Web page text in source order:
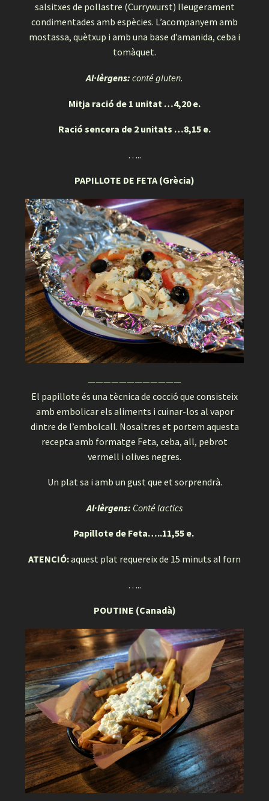
salsitxes de pollastre (Currywurst) lleugerament
condimentades amb espècies. L’acompanyem amb
mostassa, quètxup i amb una base d’amanida, ceba i
tomàquet.
Al·lèrgens: conté gluten.
Mitja ració de 1 unitat …4,20 e.
Ració sencera de 2 unitats …8,15 e.
…..
PAPILLOTE DE FETA (Grècia)
————————————
El papillote és una tècnica de cocció que consisteix
amb embolicar els aliments i cuinar-los al vapor
dintre de l’embolcall. Nosaltres et portem aquesta
recepta amb formatge Feta, ceba, all, pebrot
vermell i olives negres.
Un plat sa i amb un gust que et sorprendrà.
Al·lèrgens: Conté lactics
Papillote de Feta…..11,55 e.
ATENCIÓ:aquest plat requereix de 15 minuts al forn
…..
POUTINE (Canadà)